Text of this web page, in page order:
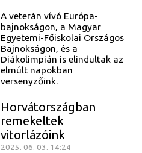
A veterán vívó Európa-
bajnokságon, a Magyar
Egyetemi-Főiskolai Országos
Bajnokságon, és a
Diákolimpián is elindultak az
elmúlt napokban
versenyzőink.
Horvátországban
remekeltek
vitorlázóink
2025. 06. 03. 14:24